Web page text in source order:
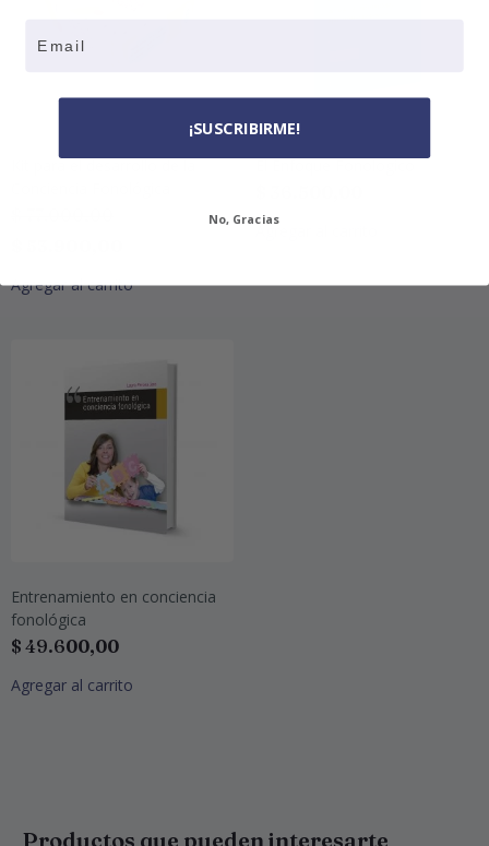
Agregar al carrito
Entrenamiento en conciencia
fonológica
$ 49.600,00
Agregar al carrito
Productos que pueden interesarte
¡SUSCRIBIRME!
No, Gracias